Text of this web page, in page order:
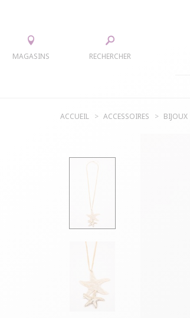
MAGASINS RECHERCHER
LA COLLECTION
CHEMISIERS & TUNIQUES
PANTALONS
ROBES
ACCUEIL ACCESSOIRES BIJOUX